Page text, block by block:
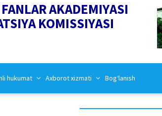
AKADEMIYASI
KOMISSIYASI
hukumat Axborot xizmati Bog‘lanish